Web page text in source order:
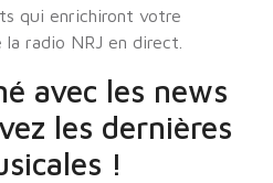
qui enrichiront votre
radio NRJ en direct.
avec les news
les dernières
!